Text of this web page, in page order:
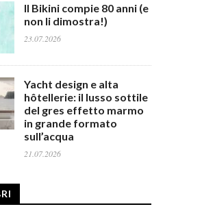
Il Bikini compie 80 anni (e
non li dimostra!)
23.07.2026
Yacht design e alta
hôtellerie: il lusso sottile
del gres effetto marmo
in grande formato
sull’acqua
21.07.2026